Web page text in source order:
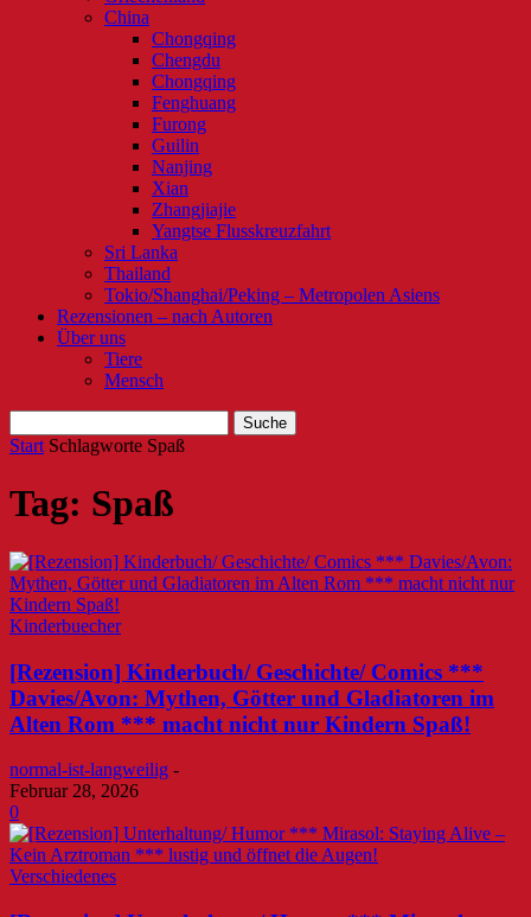
China
Chongqing
Chengdu
Chongqing
Fenghuang
Furong
Guilin
Nanjing
Xian
Zhangjiajie
Yangtse Flusskreuzfahrt
Sri Lanka
Thailand
Tokio/Shanghai/Peking – Metropolen Asiens
Rezensionen – nach Autoren
Über uns
Tiere
Mensch
Start Schlagworte Spaß
Tag: Spaß
Kinderbuecher
[Rezension] Kinderbuch/ Geschichte/ Comics ***
Davies/Avon: Mythen, Götter und Gladiatoren im
Alten Rom *** macht nicht nur Kindern Spaß!
normal-ist-langweilig -
Februar 28, 2026
0
Verschiedenes